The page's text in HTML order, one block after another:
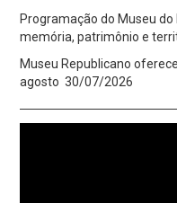
Programação do Museu
memória, patrimônio e
Museu Republicano
agosto 30/07/2026